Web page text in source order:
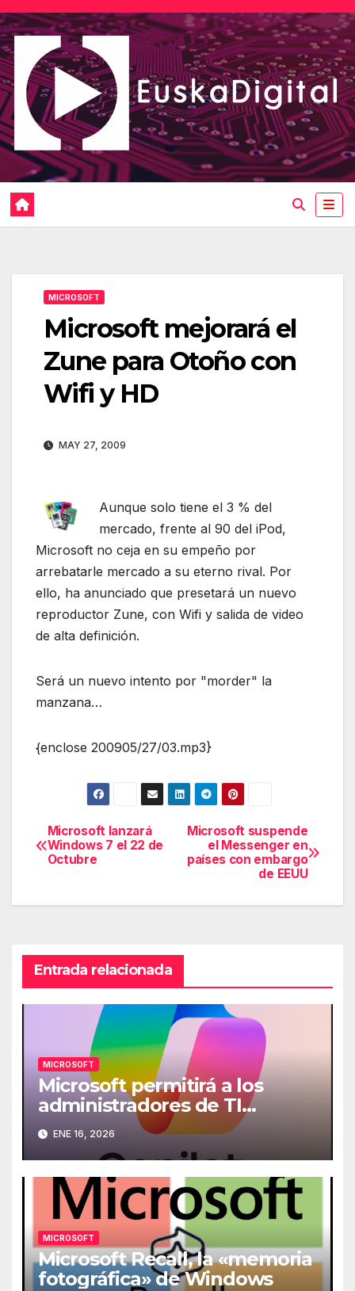
Saltar
al
contenido
MICROSOFT
Microsoft mejorará el
Zune para Otoño con
Wifi y HD
MAY 27, 2009
Aunque solo tiene el 3 % del
mercado, frente al 90 del iPod,
Microsoft no ceja en su empeño por
arrebatarle mercado a su eterno rival. Por
ello, ha anunciado que presetará un nuevo
reproductor Zune, con Wifi y salida de video
de alta definición.
Será un nuevo intento por "morder" la
manzana…
{enclose 200905/27/03.mp3}
Navegación
de
entradas
Microsoft suspende
el Messenger en
países con embargo
de EEUU
Microsoft lanzará
Windows 7 el 22 de
Octubre
Entrada relacionada
MICROSOFT
Microsoft permitirá a los
administradores de TI
desinstalar Copilot de los
ordenadores
ENE 16, 2026
MICROSOFT
Microsoft Recall, la «memoria
fotográfica» de Windows